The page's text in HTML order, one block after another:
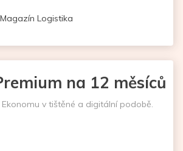
Magazín Logistika
na 12 měsíců
v tištěné a digitální podobě.